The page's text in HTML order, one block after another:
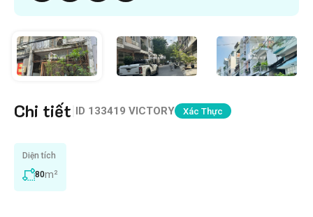
Chi tiết ID 133419 VICTORY Xác Thực
Diện tích
80m²